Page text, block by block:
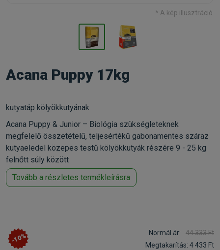
* A kép illusztráció.
Acana Puppy 17kg
kutyatáp kölyökkutyának
Acana Puppy & Junior – Biológia szükségleteknek
megfelelő összetételű, teljesértékű gabonamentes száraz
kutyaeledel közepes testű kölyökkutyák részére 9 - 25 kg
felnőtt súly között
Tovább a részletes termékleírásra
-10% Normál ár:
44 333 Ft
Megtakarítás: 4 433 Ft